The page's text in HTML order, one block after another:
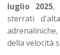
luglio 2025,
sterrati
della velocità